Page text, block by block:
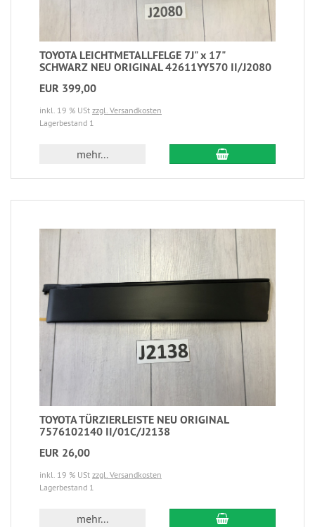
TOYOTA LEICHTMETALLFELGE 7J" x 17"
SCHWARZ NEU ORIGINAL 42611YY570 II/J2080
EUR 399,00
inkl. 19 % USt zzgl. Versandkosten
Lagerbestand 1
mehr...
TOYOTA TÜRZIERLEISTE NEU ORIGINAL
7576102140 II/01C/J2138
EUR 26,00
inkl. 19 % USt zzgl. Versandkosten
Lagerbestand 1
mehr...